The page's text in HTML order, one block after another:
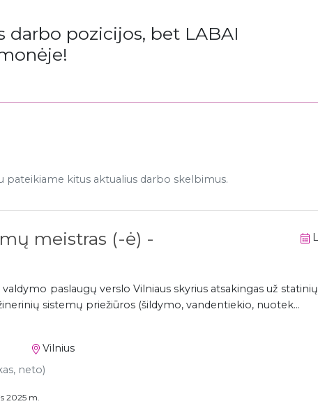
darbo pozicijos, bet LABAI
kitus aktualius darbo skelbimus.
meistras (-ė) -
valdymo paslaugų verslo Vilniaus skyrius atsakingas už
sistemų priežiūros (šildymo, vandentiekio, nuotek...
Vilnius
neto)
2025 m.